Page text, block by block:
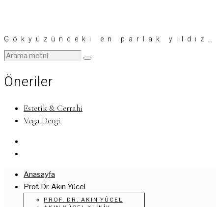
Gökyüzündeki en parlak yıldız…
Öneriler
Estetik & Cerrahi
Vega Dergi
Anasayfa
Prof. Dr. Akın Yücel
PROF. DR. AKIN YÜCEL